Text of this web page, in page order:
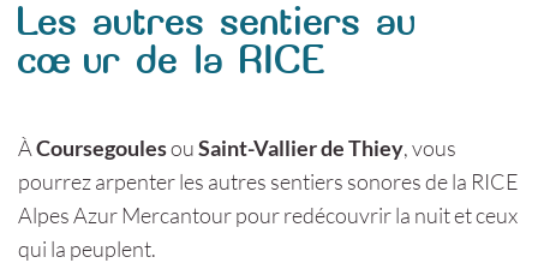
Les autres sentiers au
cœur de la RICE
ÀCoursegoulesouSaint-Vallier de Thiey, vous
pourrez arpenter les autres sentiers sonores de la RICE
Alpes Azur Mercantour pour redécouvrir la nuit et ceux
qui la peuplent.